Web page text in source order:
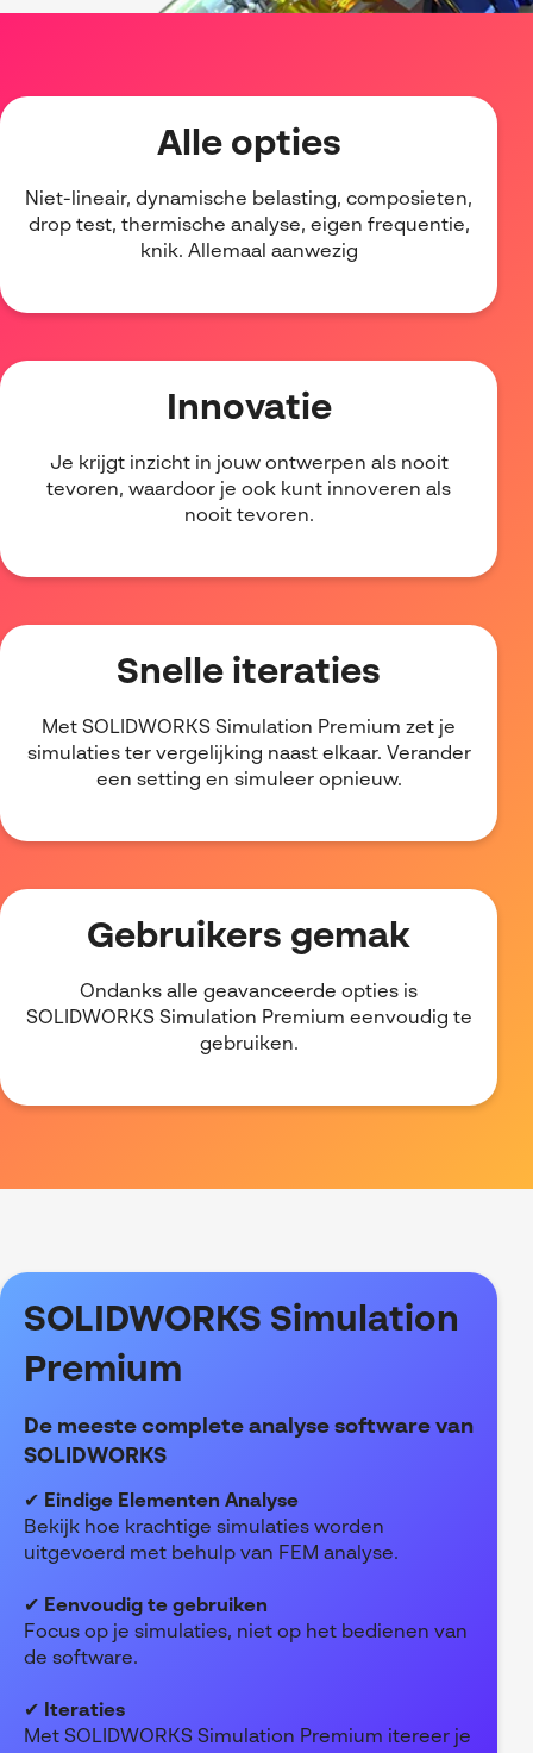
CATIA Composer
myPDMtools
Alle opties
Niet-lineair, dynamische belasting, composieten,
drop test, thermische analyse, eigen frequentie,
knik. Allemaal aanwezig
Innovatie
Je krijgt inzicht in jouw ontwerpen als nooit
tevoren, waardoor je ook kunt innoveren als
nooit tevoren.
Snelle iteraties
Met SOLIDWORKS Simulation Premium zet je
simulaties ter vergelijking naast elkaar. Verander
een setting en simuleer opnieuw.
Gebruikers gemak
Ondanks alle geavanceerde opties is
SOLIDWORKS Simulation Premium eenvoudig te
gebruiken.
SOLIDWORKS Simulation
Premium
De meeste complete analyse software van
SOLIDWORKS
✔ Eindige Elementen Analyse
Bekijk hoe krachtige simulaties worden
uitgevoerd met behulp van FEM analyse.
✔ Eenvoudig te gebruiken
Focus op je simulaties, niet op het bedienen van
de software.
✔ Iteraties
Met SOLIDWORKS Simulation Premium itereer je